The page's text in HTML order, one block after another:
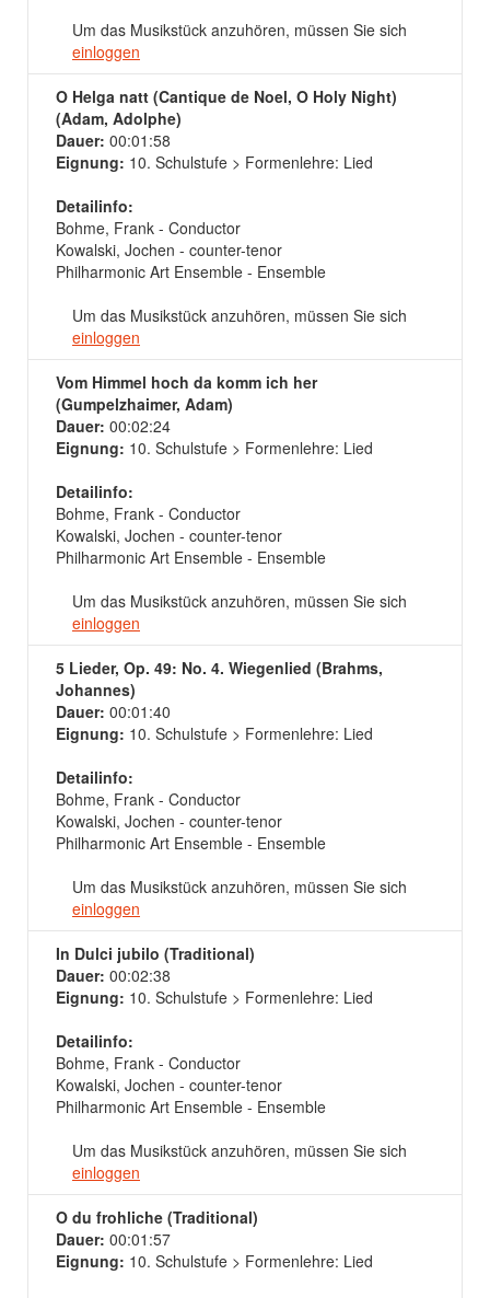
Um das Musikstück anzuhören, müssen Sie sich
einloggen
O Helga natt (Cantique de Noel, O Holy Night)
(Adam, Adolphe)
Dauer: 00:01:58
Eignung: 10. Schulstufe > Formenlehre: Lied
Detailinfo:
Bohme, Frank - Conductor
Kowalski, Jochen - counter-tenor
Philharmonic Art Ensemble - Ensemble
Um das Musikstück anzuhören, müssen Sie sich
einloggen
Vom Himmel hoch da komm ich her
(Gumpelzhaimer, Adam)
Dauer: 00:02:24
Eignung: 10. Schulstufe > Formenlehre: Lied
Detailinfo:
Bohme, Frank - Conductor
Kowalski, Jochen - counter-tenor
Philharmonic Art Ensemble - Ensemble
Um das Musikstück anzuhören, müssen Sie sich
einloggen
5 Lieder, Op. 49: No. 4. Wiegenlied (Brahms,
Johannes)
Dauer: 00:01:40
Eignung: 10. Schulstufe > Formenlehre: Lied
Detailinfo:
Bohme, Frank - Conductor
Kowalski, Jochen - counter-tenor
Philharmonic Art Ensemble - Ensemble
Um das Musikstück anzuhören, müssen Sie sich
einloggen
In Dulci jubilo (Traditional)
Dauer: 00:02:38
Eignung: 10. Schulstufe > Formenlehre: Lied
Detailinfo:
Bohme, Frank - Conductor
Kowalski, Jochen - counter-tenor
Philharmonic Art Ensemble - Ensemble
Um das Musikstück anzuhören, müssen Sie sich
einloggen
O du frohliche (Traditional)
Dauer: 00:01:57
Eignung: 10. Schulstufe > Formenlehre: Lied